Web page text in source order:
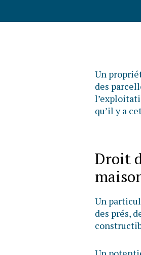
Un
des
qu’il y a
Droit
Un
des prés,